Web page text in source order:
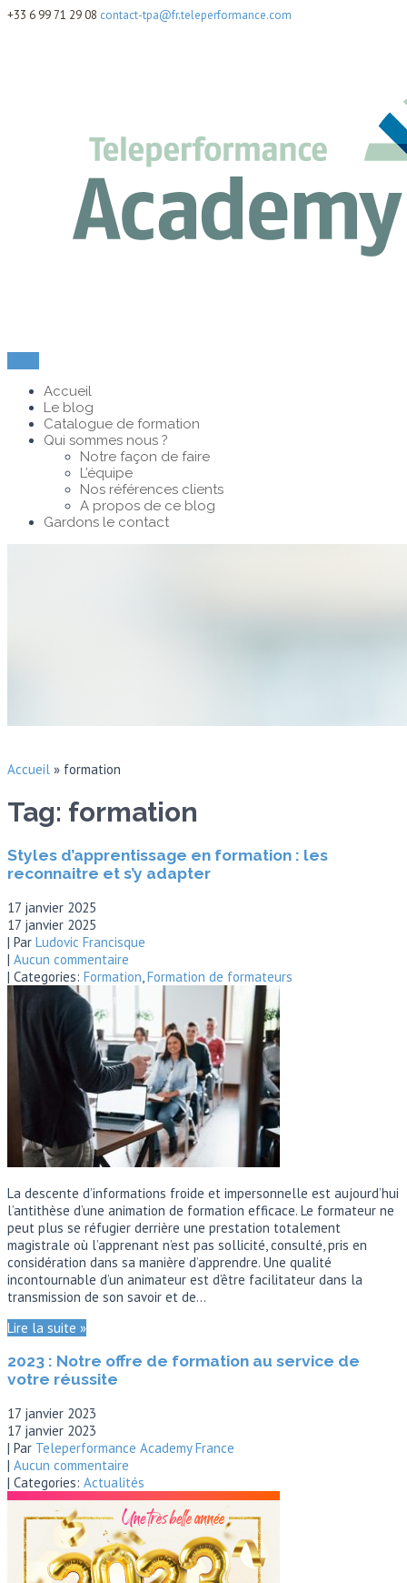
+33 6 99 71 29 08 contact-tpa@fr.teleperformance.com
Accueil
Le blog
Catalogue de formation
Qui sommes nous ?
Notre façon de faire
L’équipe
Nos références clients
A propos de ce blog
Gardons le contact
Accueil » formation
Tag: formation
Styles d’apprentissage en formation : les
reconnaitre et s’y adapter
17 janvier 2025
17 janvier 2025
| Par Ludovic Francisque
| Aucun commentaire
| Categories: Formation Formation de formateurs
La descente d’informations froide et impersonnelle est aujourd’hui
l’antithèse d’une animation de formation efficace. Le formateur ne
peut plus se réfugier derrière une prestation totalement
magistrale où l’apprenant n’est pas sollicité, consulté, pris en
considération dans sa manière d’apprendre. Une qualité
incontournable d’un animateur est d’être facilitateur dans la
transmission de son savoir et de…
Lire la suite »
2023 : Notre offre de formation au service de
votre réussite
17 janvier 2023
17 janvier 2023
| Par Teleperformance Academy France
| Aucun commentaire
| Categories: Actualités